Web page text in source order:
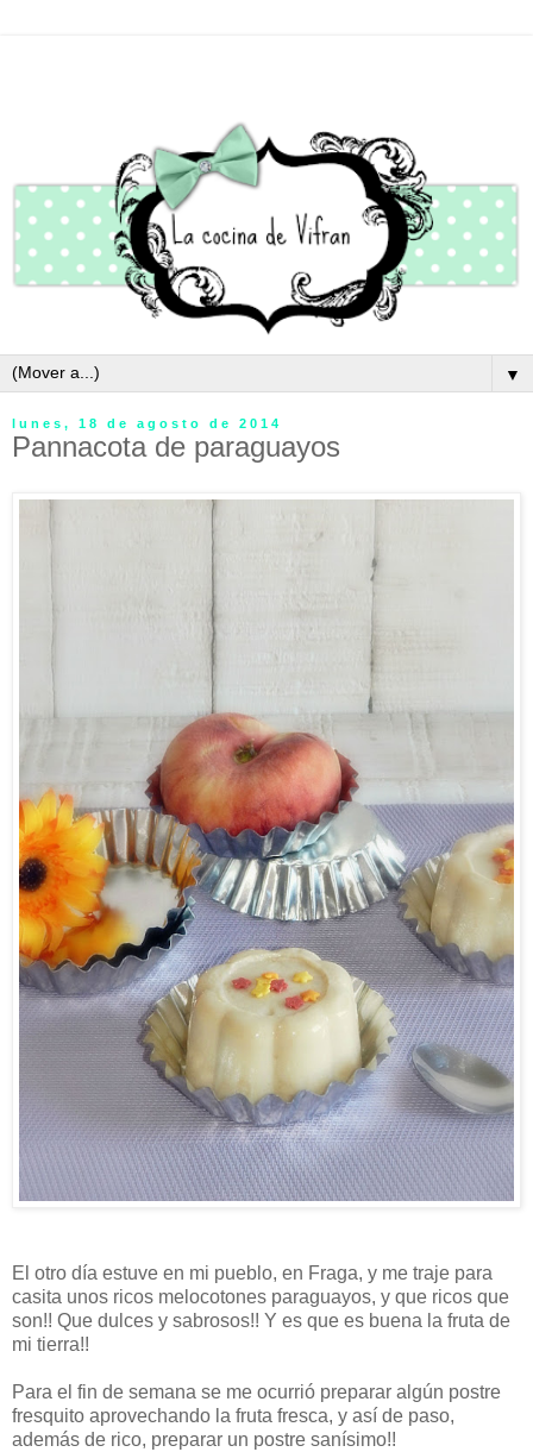
▼
lunes, 18 de agosto de 2014
Pannacota de paraguayos
El otro día estuve en mi pueblo, en Fraga, y me traje para
casita unos ricos melocotones paraguayos, y que ricos que
son!! Que dulces y sabrosos!! Y es que es buena la fruta de
mi tierra!!
Para el fin de semana se me ocurrió preparar algún postre
fresquito aprovechando la fruta fresca, y así de paso,
además de rico, preparar un postre sanísimo!!